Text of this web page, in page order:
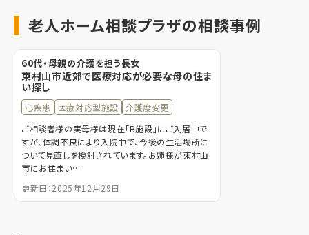
老人ホーム相談プラザの相談事例
60代・母親の介護を担う長女
東村山市近郊で医療対応が必要な母の住ま
い探し
心疾患 医療対応型施設
介護度変更
ご相談者様の実母様は現在「B施設」にご入居中で
すが、体調不良により入院中で、今後の生活場所に
ついて見直しを検討されています。お姉様が東村山
市にお住まい…
更新日：2025年12月29日